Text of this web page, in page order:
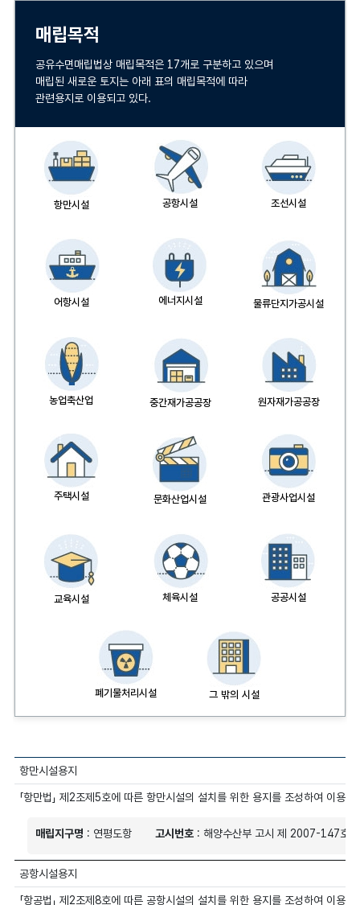
매립목적
공유수면매립법상 매립목적은 17개로 구분하고 있으며
매립된 새로운 토지는 아래 표의 매립목적에 따라
관련용지로 이용되고 있다.
항만시설 공항시설 조선시설
어항시설 에너지시설 물류단지가공시설
농업축산업 중간재가공공장 원자재가공공장
주택시설 문화산업시설 관광사업시설
교육시설 체육시설 공공시설
폐기물처리시설 그 밖의 시설
항만시설용지
「항만법」 제2조제5호에 따른 항만시설의 설치를 위한 용지를 조성하여 이용하
매립지구명 : 연평도항 고시번호 : 해양수산부 고시 제 2007-147호
공항시설용지
「항공법」 제2조제8호에 따른 공항시설의 설치를 위한 용지를 조성하여 이용하